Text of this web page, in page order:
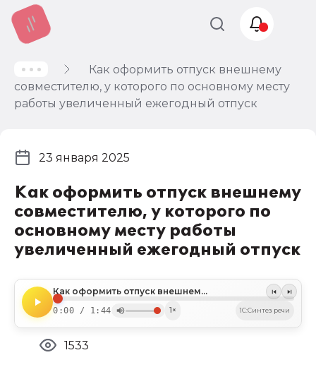
Как оформить отпуск внешнему
совместителю, у которого по основному месту
работы увеличенный ежегодный отпуск
Как оформить отпуск внешнему
совместителю, у которого по
основному месту работы
увеличенный ежегодный отпуск
Как оформить отпуск внешнему совместителю, у которого по основному месту работы увеличенный ежегодный отпуск
0:00 / 1:44 1× 1C:Синтез речи
23 января 2025
1533
Учет и
налогообложение